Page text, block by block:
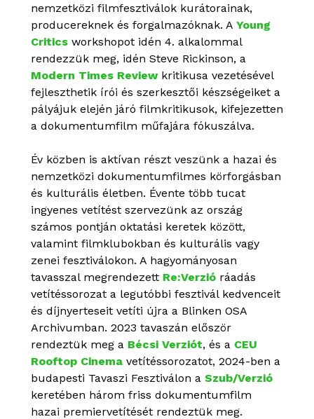
nemzetközi filmfesztiválok kurátorainak,
producereknek és forgalmazóknak. A Young
Critics workshopot idén 4. alkalommal
rendezzük meg, idén Steve Rickinson, a
Modern Times Reviewkritikusa vezetésével
fejleszthetik írói és szerkesztői készségeiket a
pályájuk elején járó filmkritikusok, kifejezetten
a dokumentumfilm műfajára fókuszálva.
Év közben is aktívan részt veszünk a hazai és
nemzetközi dokumentumfilmes körforgásban
és kulturális életben. Évente több tucat
ingyenes vetítést szervezünk az ország
számos pontján oktatási keretek között,
valamint filmklubokban és kulturális vagy
zenei fesztiválokon. A hagyományosan
tavasszal megrendezett Re:Verzió ráadás
vetítéssorozat a legutóbbi fesztivál kedvenceit
és díjnyerteseit vetíti újra a Blinken OSA
Archivumban. 2023 tavaszán először
rendeztük meg a Bécsi Verziót, és a CEU
Rooftop Cinema vetítéssorozatot, 2024-ben a
budapesti Tavaszi Fesztiválon a Szub/Verzió
keretében három friss dokumentumfilm
hazai premiervetítését rendeztük meg.